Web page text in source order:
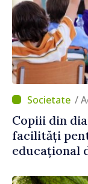
/
Copiii din
facilități
educațional